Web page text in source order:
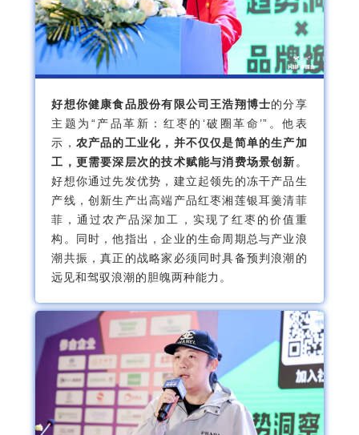
好想你健康食品股份有限公司王浩翔博士的分享
主题为“产品革新：红枣的‘破圈革命’”。他表
示， 农产品的工业化，并不仅仅是简单的生产加
工，更需要深层次的技术赋能与消费场景创新。
好想你通过先发优势，建立起领先的冻干产品生
产线，创新生产出高端产品红枣湘莲银耳羹清菲
菲，通过农产品深加工，实现了红枣的价值重
构。同时，他指出，企业的生命周期总与产业浪
潮共振，真正的战略家必须同时具备预判浪潮的
远见和驾驭浪潮的胆魄两种能力。